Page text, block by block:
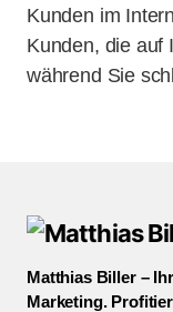
Kunden im
Kunden, die auf
während Sie
Matthias Biller –
Marketing.